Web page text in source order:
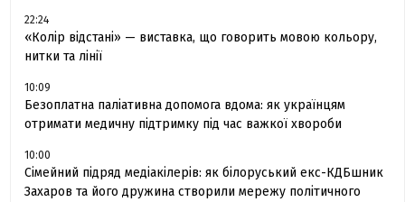
22:24
«Колір відстані» — виставка, що говорить мовою кольору,
нитки та лінії
10:09
Безоплатна паліативна допомога вдома: як українцям
отримати медичну підтримку під час важкої хвороби
10:00
Сімейний підряд медіакілерів: як білоруський екс-КДБшник
Захаров та його дружина створили мережу політичного